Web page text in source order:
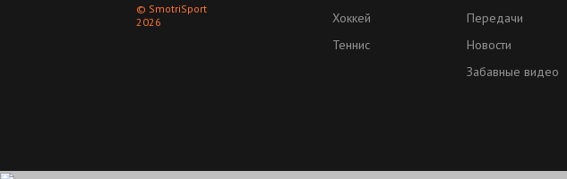
© SmotriSport
2026
Хоккей
Теннис
Передачи
Новости
Забавные видео